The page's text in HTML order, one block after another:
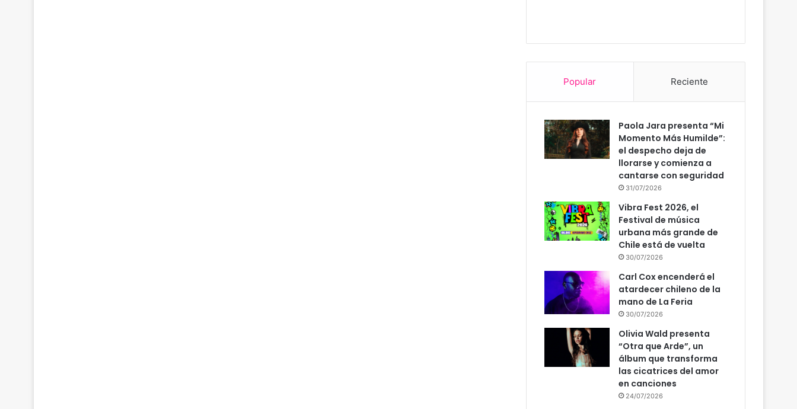
Popular Reciente
Paola Jara presenta “Mi
Momento Más Humilde”:
el despecho deja de
llorarse y comienza a
cantarse con seguridad
31/07/2026
Vibra Fest 2026, el
Festival de música
urbana más grande de
Chile está de vuelta
30/07/2026
Carl Cox encenderá el
atardecer chileno de la
mano de La Feria
30/07/2026
Olivia Wald presenta
“Otra que Arde”, un
álbum que transforma
las cicatrices del amor
en canciones
24/07/2026